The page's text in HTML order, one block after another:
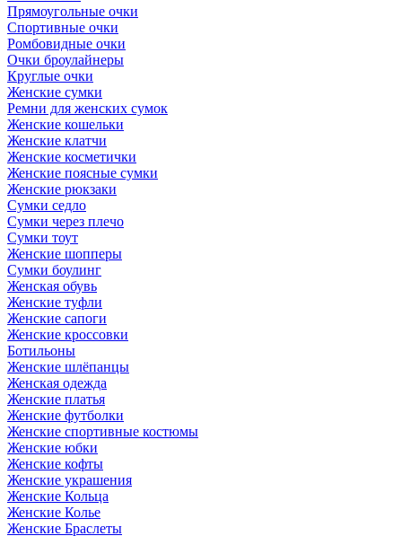
Прямоугольные очки
Спортивные очки
Ромбовидные очки
Очки броулайнеры
Круглые очки
Женские сумки
Ремни для женских сумок
Женские кошельки
Женские клатчи
Женские косметички
Женские поясные сумки
Женские рюкзаки
Сумки седло
Сумки через плечо
Сумки тоут
Женские шопперы
Сумки боулинг
Женская обувь
Женские туфли
Женские сапоги
Женские кроссовки
Ботильоны
Женские шлёпанцы
Женская одежда
Женские платья
Женские футболки
Женские спортивные костюмы
Женские юбки
Женские кофты
Женские украшения
Женские Кольца
Женские Колье
Женские Браслеты